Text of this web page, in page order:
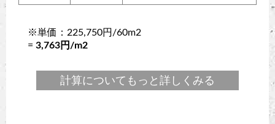
※単価：225,750円/60m2
= 3,763円/m2
計算についてもっと詳しくみる